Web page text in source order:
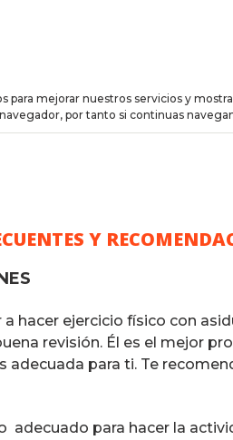
para mejorar nuestros servicios y
por tanto si continuas
Y
hacer ejercicio físico con
revisión. Él es el mejor
adecuada para ti. Te
adecuado para hacer la